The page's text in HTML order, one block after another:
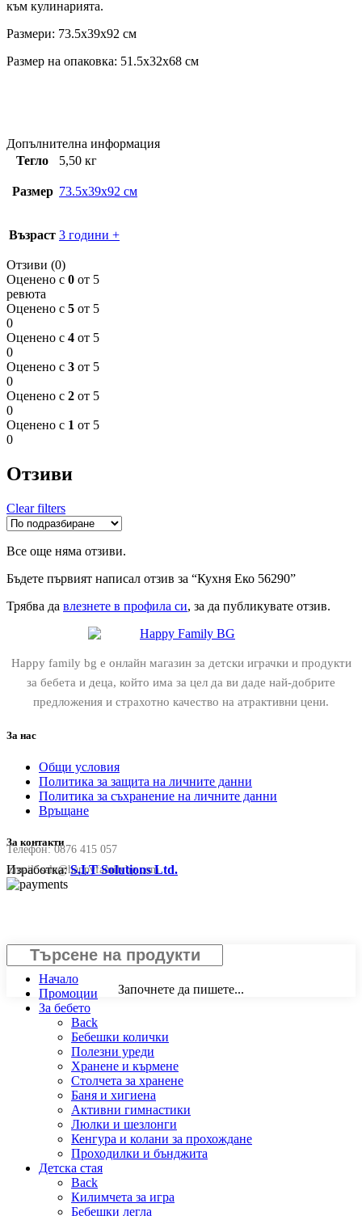
към кулинарията.
Размери: 73.5x39x92 см
Размер на опаковка: 51.5x32x68 см
Допълнителна информация
Тегло
5,50 кг
Размер 73.5x39x92 см
Възраст 3 години +
Отзиви (0)
Оценено с 0 от 5
ревюта
Оценено с 5 от 5
0
Оценено с 4 от 5
0
Оценено с 3 от 5
0
Оценено с 2 от 5
0
Оценено с 1 от 5
0
Отзиви
Clear filters
Все още няма отзиви.
Бъдете първият написал отзив за “Кухня Еко 56290”
Трябва да влезнете в профила си, за да публикувате отзив.
Happy family bg е онлайн магазин за детски играчки и продукти
за бебета и деца, който има за цел да ви даде най-добрите
предложения и страхотно качество на атрактивни цени.
За нас
Общи условия
Политика за защита на личните данни
Политика за съхранение на личните данни
Връщане
За контакти
Телефон:0876 415 057
Email:sale@happyfamilybg.com
Изработка:S.I.T Solutions Ltd.
Започнете да пишете...
Затвори
Начало
Промоции
За бебето
Back
Бебешки колички
Полезни уреди
Хранене и кърмене
Столчета за хранене
Баня и хигиена
Активни гимнастики
Люлки и шезлонги
Кенгура и колани за прохождане
Проходилки и бънджита
Детска стая
Back
Килимчета за игра
Бебешки легла